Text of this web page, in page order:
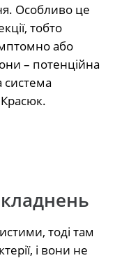
Особливо це
тобто
або
– потенційна
система
тоді там
і вони не